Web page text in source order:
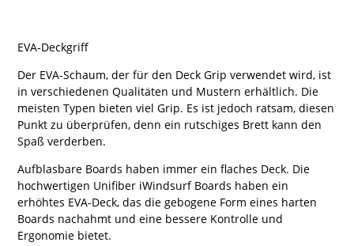
EVA-Deckgriff
Der EVA-Schaum, der für den Deck Grip verwendet wird, ist
in verschiedenen Qualitäten und Mustern erhältlich. Die
meisten Typen bieten viel Grip. Es ist jedoch ratsam, diesen
Punkt zu überprüfen, denn ein rutschiges Brett kann den
Spaß verderben.
Aufblasbare Boards haben immer ein flaches Deck. Die
hochwertigen Unifiber iWindsurf Boards haben ein
erhöhtes EVA-Deck, das die gebogene Form eines harten
Boards nachahmt und eine bessere Kontrolle und
Ergonomie bietet.